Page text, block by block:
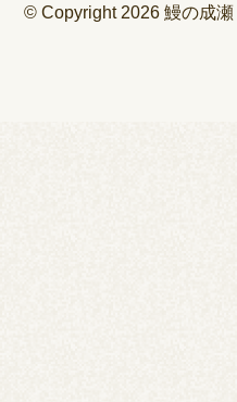
© Copyright 2026鰻の成瀬